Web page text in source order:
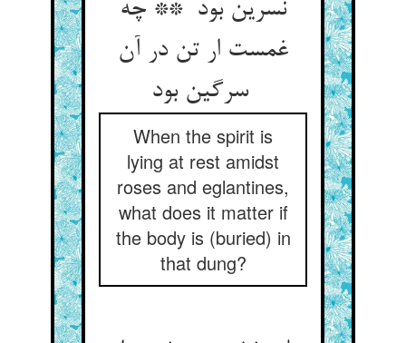
نسرین بود ** چه
غمست ار تن در آن
سرگین بود
When the spirit is
lying at rest amidst
roses and eglantines,
what does it matter if
the body is (buried) in
that dung?